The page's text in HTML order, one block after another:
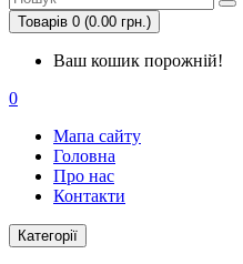
Товарів 0 (0.00 грн.)
Ваш кошик порожній!
0
Мапа сайту
Головна
Про нас
Контакти
Категорії